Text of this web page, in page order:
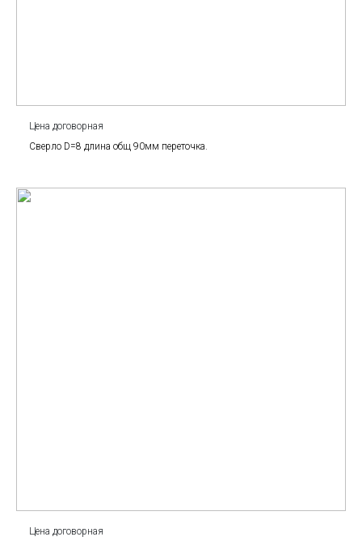
Цена договорная
Сверло D=8 длина общ 90мм переточка.
Цена договорная